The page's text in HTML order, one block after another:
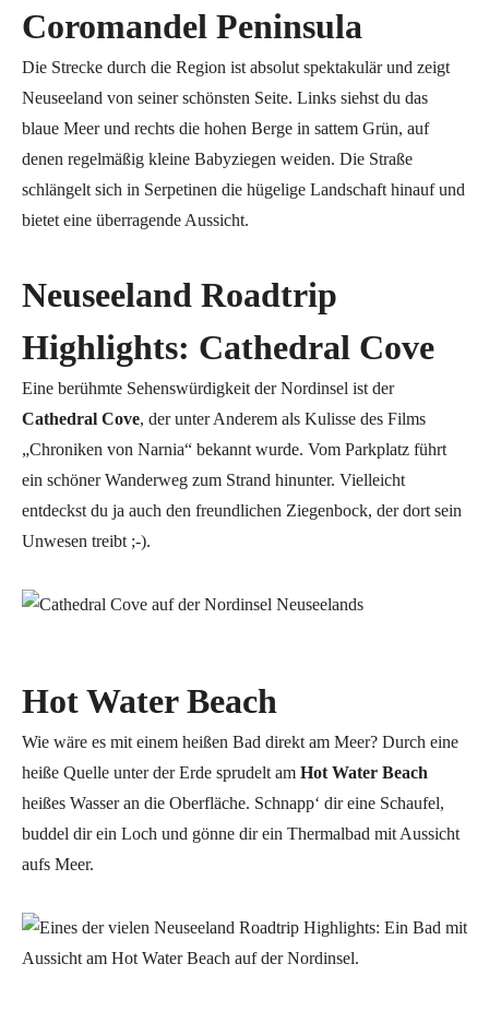
Coromandel Peninsula
Die Strecke durch die Region ist absolut spektakulär und zeigt
Neuseeland von seiner schönsten Seite. Links siehst du das
blaue Meer und rechts die hohen Berge in sattem Grün, auf
denen regelmäßig kleine Babyziegen weiden. Die Straße
schlängelt sich in Serpetinen die hügelige Landschaft hinauf und
bietet eine überragende Aussicht.
Neuseeland Roadtrip
Highlights: Cathedral Cove
Eine berühmte Sehenswürdigkeit der Nordinsel ist der
Cathedral Cove, der unter Anderem als Kulisse des Films
„Chroniken von Narnia“ bekannt wurde. Vom Parkplatz führt
ein schöner Wanderweg zum Strand hinunter. Vielleicht
entdeckst du ja auch den freundlichen Ziegenbock, der dort sein
Unwesen treibt ;-).
Hot Water Beach
Wie wäre es mit einem heißen Bad direkt am Meer? Durch eine
heiße Quelle unter der Erde sprudelt am Hot Water Beach
heißes Wasser an die Oberfläche. Schnapp‘ dir eine Schaufel,
buddel dir ein Loch und gönne dir ein Thermalbad mit Aussicht
aufs Meer.